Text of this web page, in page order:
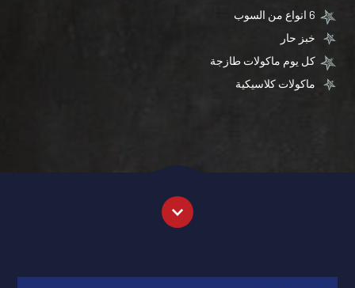
6 انواع من السوب
خبز حار
کل یوم ماکولات طازجة
ماکولات کلاسیکیة